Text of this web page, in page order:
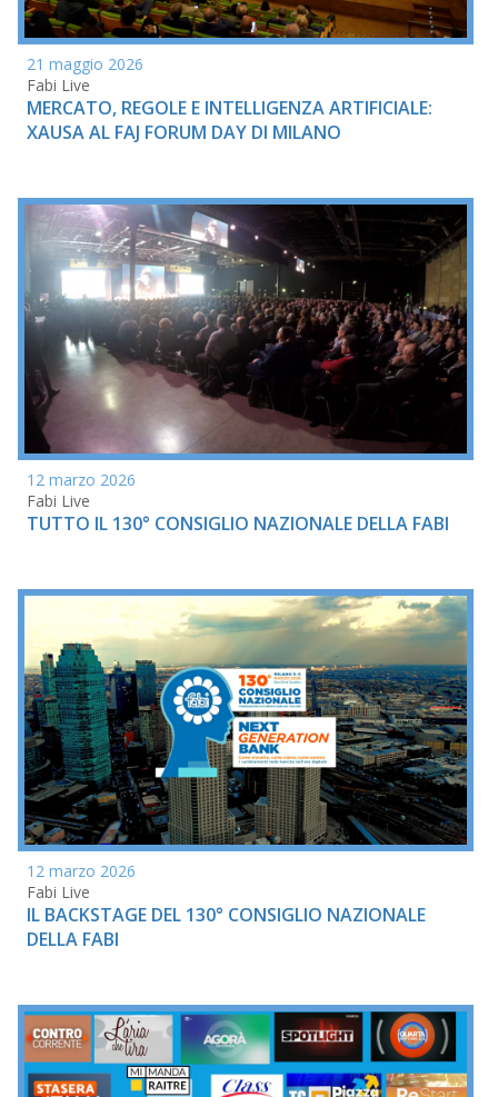
21 maggio 2026
Fabi Live
MERCATO, REGOLE E INTELLIGENZA ARTIFICIALE:
XAUSA AL FAJ FORUM DAY DI MILANO
12 marzo 2026
Fabi Live
TUTTO IL 130° CONSIGLIO NAZIONALE DELLA FABI
12 marzo 2026
Fabi Live
IL BACKSTAGE DEL 130° CONSIGLIO NAZIONALE
DELLA FABI